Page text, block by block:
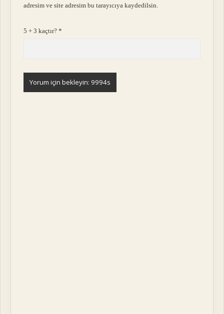
adresim ve site adresim bu tarayıcıya kaydedilsin.
5 + 3 kaçtır?*